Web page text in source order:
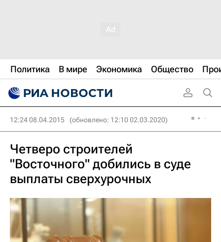
Политика В мире Экономика Общество
12:24 08.04.2015 (обновлено: 12:10 02.03.2020)
Четверо строителей
"Восточного" добились в суде
выплаты сверхурочных